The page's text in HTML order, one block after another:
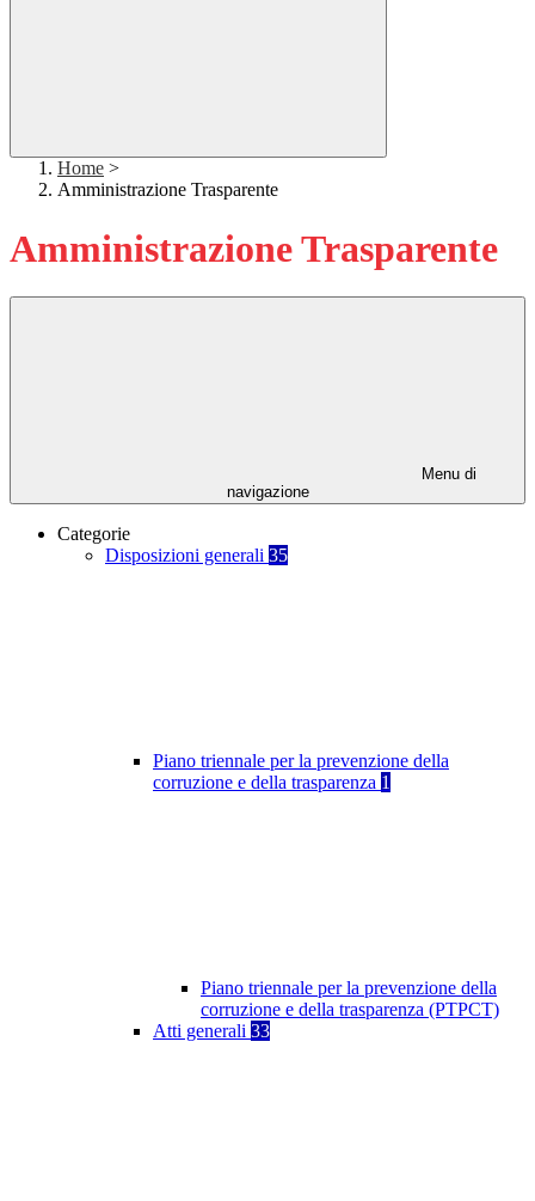
Home >
Amministrazione Trasparente
Amministrazione Trasparente
Menu di
navigazione
Categorie
Disposizioni generali 35
Piano triennale per la prevenzione della
corruzione e della trasparenza 1
Piano triennale per la prevenzione della
corruzione e della trasparenza (PTPCT)
Atti generali 33